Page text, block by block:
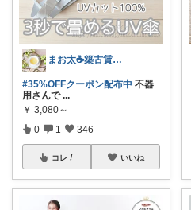
まお太☕築古賃貸住まい元紅茶専門店のひと
#35%OFFクーポン配布中 不器
用さんで ...
￥ 3,080～
0 1 346
コレ いいね